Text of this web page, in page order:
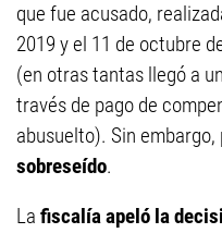
que fue acusado,
2019 y el 11 de octubre
(en otras tantas llegó a
través de pago de
abusuelto). Sin
sobreseído.
La fiscalía apeló la